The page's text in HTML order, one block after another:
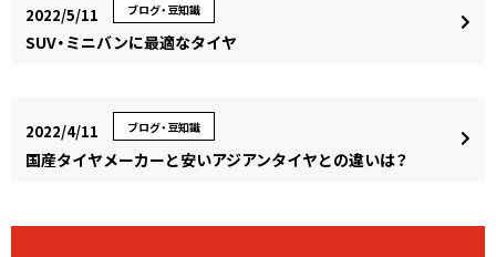
2022/5/11 ブログ・豆知識
SUV・ミニバンに最適なタイヤ
2022/4/11 ブログ・豆知識
国産タイヤメーカーと安いアジアンタイヤとの違いは？